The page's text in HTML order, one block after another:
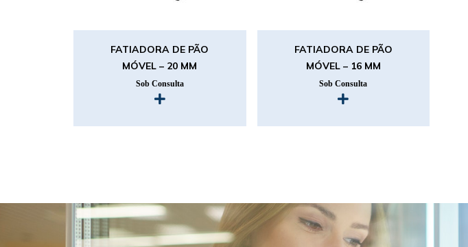
FATIADORA DE PÃO
MÓVEL – 20 MM
Sob Consulta
FATIADORA DE PÃO
MÓVEL – 16 MM
Sob Consulta